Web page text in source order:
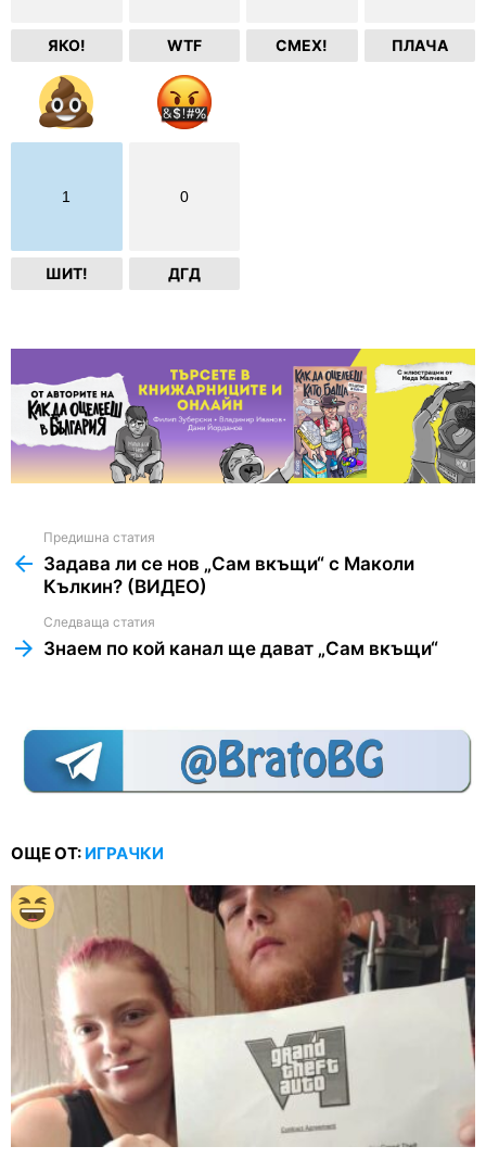
ЯКО! WTF СМЕХ! ПЛАЧА
1
ШИТ!
0
ДГД
more
Предишна статия
Задава ли се нов „Сам вкъщи“ с Маколи
Кълкин? (ВИДЕО)
Следваща статия
Знаем по кой канал ще дават „Сам вкъщи“
ОЩЕ ОТ: ИГРАЧКИ